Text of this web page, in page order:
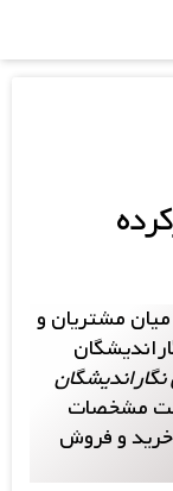
مشتریان و
مشخصات
خرید و فروش